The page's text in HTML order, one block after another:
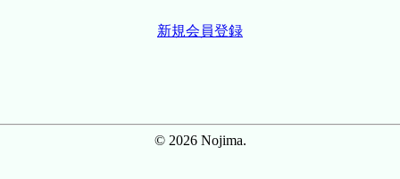
新規会員登録
© 2026 Nojima.